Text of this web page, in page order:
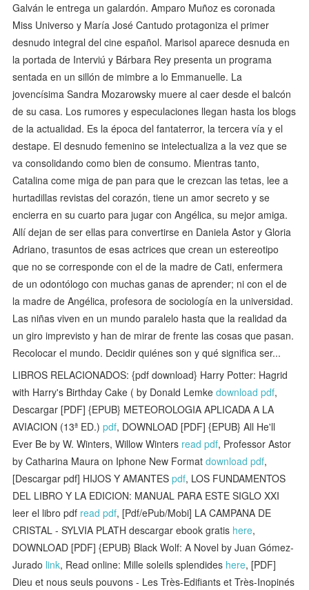
Galván le entrega un galardón. Amparo Muñoz es coronada
Miss Universo y María José Cantudo protagoniza el primer
desnudo integral del cine español. Marisol aparece desnuda en
la portada de Interviú y Bárbara Rey presenta un programa
sentada en un sillón de mimbre a lo Emmanuelle. La
jovencísima Sandra Mozarowsky muere al caer desde el balcón
de su casa. Los rumores y especulaciones llegan hasta los blogs
de la actualidad. Es la época del fantaterror, la tercera vía y el
destape. El desnudo femenino se intelectualiza a la vez que se
va consolidando como bien de consumo. Mientras tanto,
Catalina come miga de pan para que le crezcan las tetas, lee a
hurtadillas revistas del corazón, tiene un amor secreto y se
encierra en su cuarto para jugar con Angélica, su mejor amiga.
Allí dejan de ser ellas para convertirse en Daniela Astor y Gloria
Adriano, trasuntos de esas actrices que crean un estereotipo
que no se corresponde con el de la madre de Cati, enfermera
de un odontólogo con muchas ganas de aprender; ni con el de
la madre de Angélica, profesora de sociología en la universidad.
Las niñas viven en un mundo paralelo hasta que la realidad da
un giro imprevisto y han de mirar de frente las cosas que pasan.
Recolocar el mundo. Decidir quiénes son y qué significa ser...
LIBROS RELACIONADOS: {pdf download} Harry Potter: Hagrid
with Harry's Birthday Cake ( by Donald Lemkedownload pdf,
Descargar [PDF] {EPUB} METEOROLOGIA APLICADA A LA
AVIACION (13ª ED.)pdf, DOWNLOAD [PDF] {EPUB} All He'll
Ever Be by W. Winters, Willow Winters read pdf, Professor Astor
by Catharina Maura on Iphone New Formatdownload pdf,
[Descargar pdf] HIJOS Y AMANTESpdf, LOS FUNDAMENTOS
DEL LIBRO Y LA EDICION: MANUAL PARA ESTE SIGLO XXI
leer el libro pdf read pdf, [Pdf/ePub/Mobi] LA CAMPANA DE
CRISTAL - SYLVIA PLATH descargar ebook gratis here,
DOWNLOAD [PDF] {EPUB} Black Wolf: A Novel by Juan Gómez-
Jurado link, Read online: Mille soleils splendides here, [PDF]
Dieu et nous seuls pouvons - Les Très-Edifiants et Très-Inopinés